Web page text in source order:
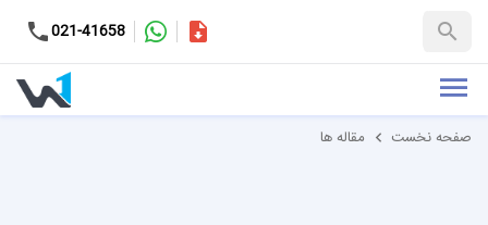
021-41658
+98-9937653151
کاتالوگ
صفحه نخست مقاله ها